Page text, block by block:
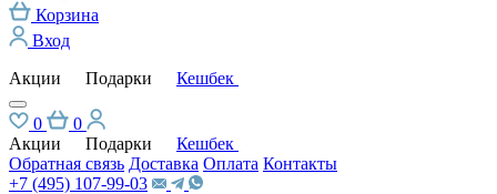
Корзина
Вход
Акции
Подарки Кешбек
0
0
Акции
Подарки
Кешбек
Обратная связь Доставка Оплата Контакты
+7 (495) 107-99-03